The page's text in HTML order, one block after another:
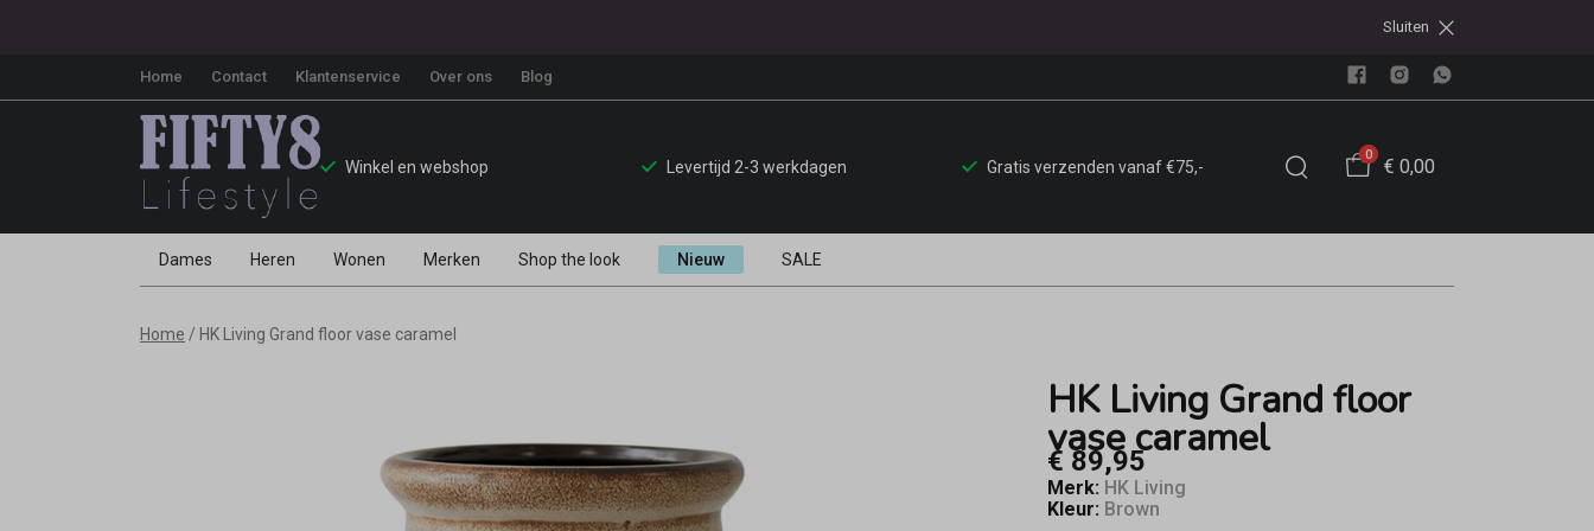
Sluiten
Home Contact Klantenservice Over ons Blog
Winkel en webshop Levertijd 2-3 werkdagen Gratis verzenden vanaf €75,-
0
€ 0,00
Dames Heren Wonen Merken Shop the look Nieuw SALE
Home HK Living Grand floor vase caramel
HK Living Grand floor
vase caramel
€ 89,95
Merk: HK Living
Kleur: Brown